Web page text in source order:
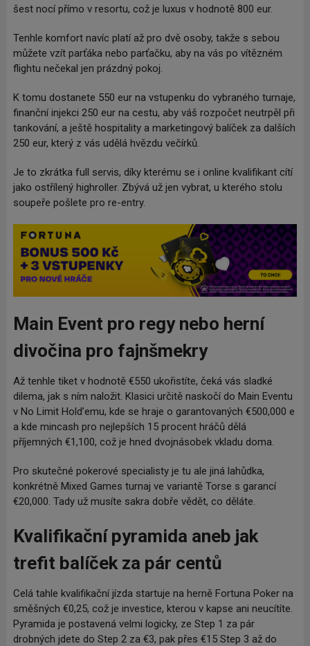
šest nocí přímo v resortu, což je luxus v hodnotě 800 eur.
Tenhle komfort navíc platí až pro dvě osoby, takže s sebou
můžete vzít parťáka nebo parťačku, aby na vás po vítězném
flightu nečekal jen prázdný pokoj.
K tomu dostanete 550 eur na vstupenku do vybraného turnaje,
finanční injekci 250 eur na cestu, aby váš rozpočet neutrpěl při
tankování, a ještě hospitality a marketingový balíček za dalších
250 eur, který z vás udělá hvězdu večírků.
Je to zkrátka full servis, díky kterému se i online kvalifikant cítí
jako ostřílený highroller. Zbývá už jen vybrat, u kterého stolu
soupeře pošlete pro re-entry.
Main Event pro regy nebo herní
divočina pro fajnšmekry
Až tenhle tiket v hodnotě €550 ukořistíte, čeká vás sladké
dilema, jak s ním naložit. Klasici určitě naskočí do Main Eventu
v No Limit Hold’emu, kde se hraje o garantovaných €500,000 e
a kde mincash pro nejlepších 15 procent hráčů dělá
příjemných €1,100, což je hned dvojnásobek vkladu doma.
Pro skutečné pokerové specialisty je tu ale jiná lahůdka,
konkrétně Mixed Games turnaj ve variantě Torse s garancí
€20,000. Tady už musíte sakra dobře vědět, co děláte.
Kvalifikační pyramida aneb jak
trefit balíček za pár centů
Celá tahle kvalifikační jízda startuje na herně Fortuna Poker na
směšných €0,25, což je investice, kterou v kapse ani neucítíte.
Pyramida je postavená velmi logicky, ze Step 1 za pár
drobných jdete do Step 2 za €3, pak přes €15 Step 3 až do